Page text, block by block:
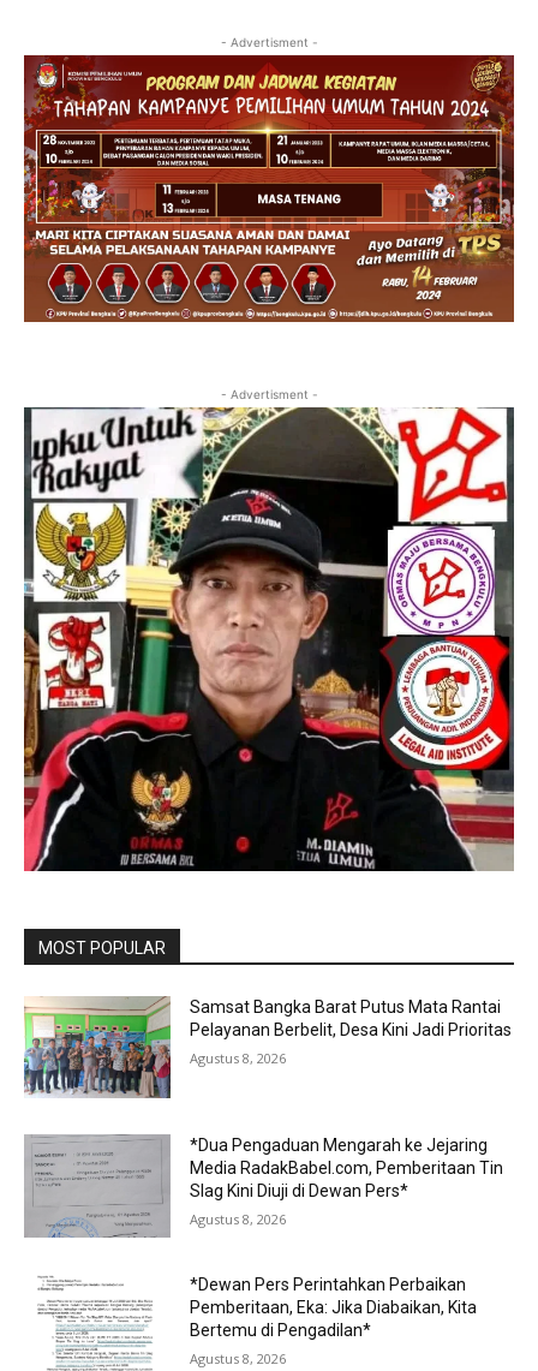
- Advertisment -
- Advertisment -
MOST POPULAR
Samsat Bangka Barat Putus Mata Rantai
Pelayanan Berbelit, Desa Kini Jadi Prioritas
Agustus 8, 2026
*Dua Pengaduan Mengarah ke Jejaring
Media RadakBabel.com, Pemberitaan Tin
Slag Kini Diuji di Dewan Pers*
Agustus 8, 2026
*Dewan Pers Perintahkan Perbaikan
Pemberitaan, Eka: Jika Diabaikan, Kita
Bertemu di Pengadilan*
Agustus 8, 2026